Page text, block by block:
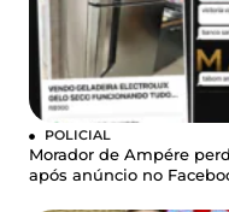
POLICIAL
Morador de Ampére
após anúncio no